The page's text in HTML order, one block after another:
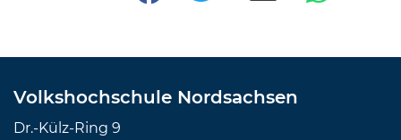
Volkshochschule Nordsachsen
Dr.-Külz-Ring 9